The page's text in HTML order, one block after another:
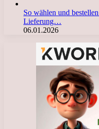
So wählen und
Lieferung…
06.01.2026